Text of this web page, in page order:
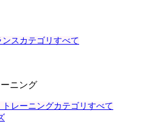
スカテゴリすべて
ニング
レーニングカテゴリすべて